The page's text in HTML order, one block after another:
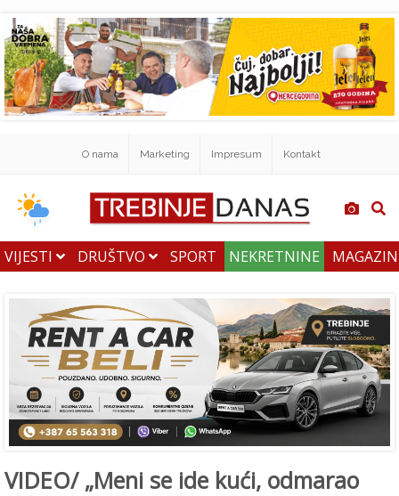
O nama Marketing Impresum Kontakt
VIJESTI DRUŠTVO SPORT NEKRETNINE
VIDEO/ „Meni se ide kući, odmarao